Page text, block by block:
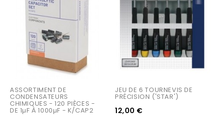
ASSORTIMENT DE
CONDENSATEURS
CHIMIQUES - 120 PIÈCES -
DE 1µF À 1000µF - K/CAP2
JEU DE 6 TOURNEVIS DE
PRÉCISION ('STAR')
12,00 €